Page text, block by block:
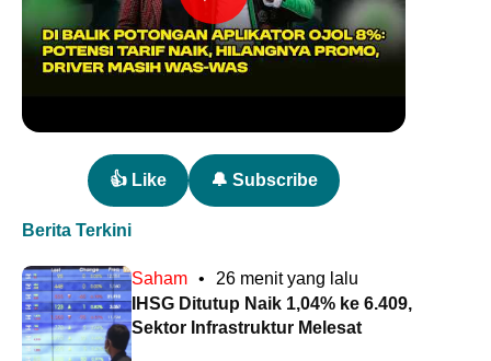
👍 Like 🔔 Subscribe
Berita Terkini
Saham •
26 menit yang lalu
IHSG Ditutup Naik 1,04% ke 6.409,
Sektor Infrastruktur Melesat